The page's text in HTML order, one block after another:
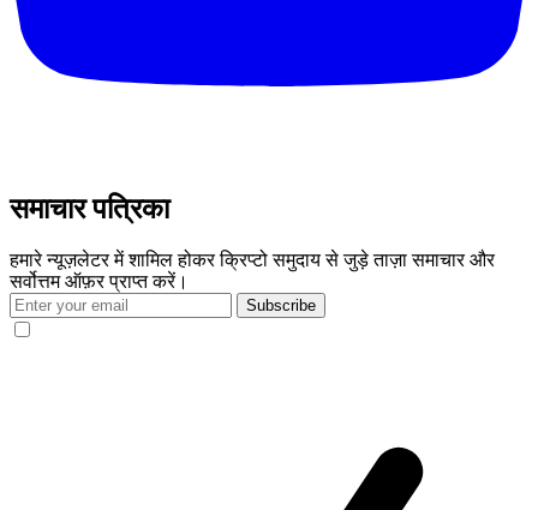
समाचार पत्रिका
हमारे न्यूज़लेटर में शामिल होकर क्रिप्टो समुदाय से जुड़े ताज़ा समाचार और
सर्वोत्तम ऑफ़र प्राप्त करें।
Subscribe